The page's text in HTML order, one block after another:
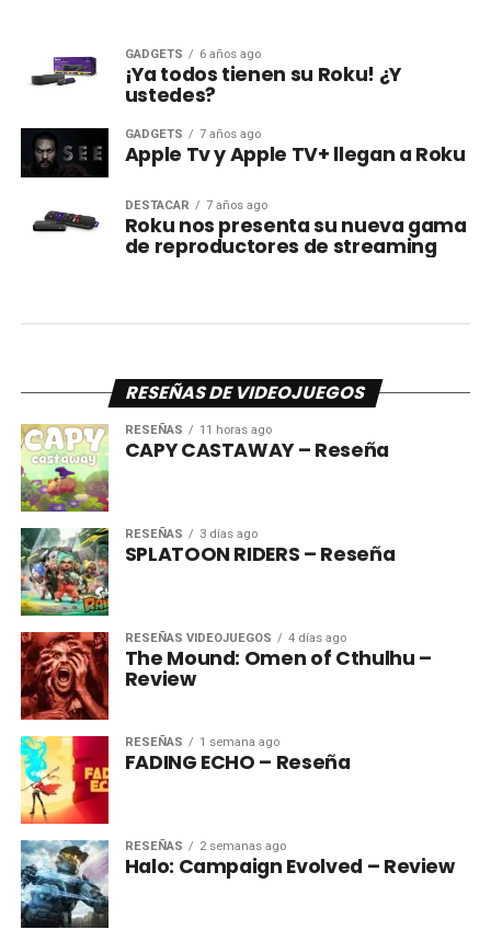
GADGETS 6 años ago
¡Ya todos tienen su Roku! ¿Y
ustedes?
GADGETS 7 años ago
Apple Tv y Apple TV+ llegan a Roku
DESTACAR 7 años ago
Roku nos presenta su nueva gama
de reproductores de streaming
RESEÑAS DE VIDEOJUEGOS
RESEÑAS 11 horas ago
CAPY CASTAWAY – Reseña
RESEÑAS 3 días ago
SPLATOON RIDERS – Reseña
RESEÑAS VIDEOJUEGOS 4 días ago
The Mound: Omen of Cthulhu –
Review
RESEÑAS 1 semana ago
FADING ECHO – Reseña
RESEÑAS 2 semanas ago
Halo: Campaign Evolved – Review